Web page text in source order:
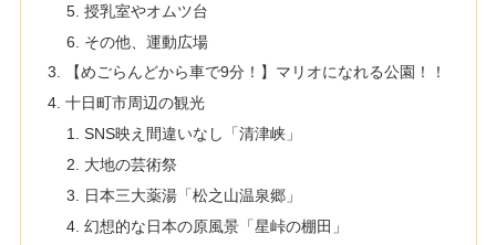
授乳室やオムツ台
その他、運動広場
【めごらんどから車で9分！】マリオになれる公園！！
十日町市周辺の観光
SNS映え間違いなし「清津峡」
大地の芸術祭
日本三大薬湯「松之山温泉郷」
幻想的な日本の原風景「星峠の棚田」